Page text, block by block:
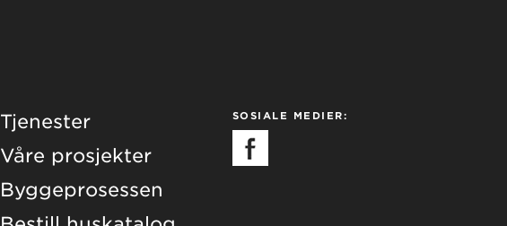
Tjenester
Våre prosjekter
Byggeprosessen
SOSIALE MEDIER: